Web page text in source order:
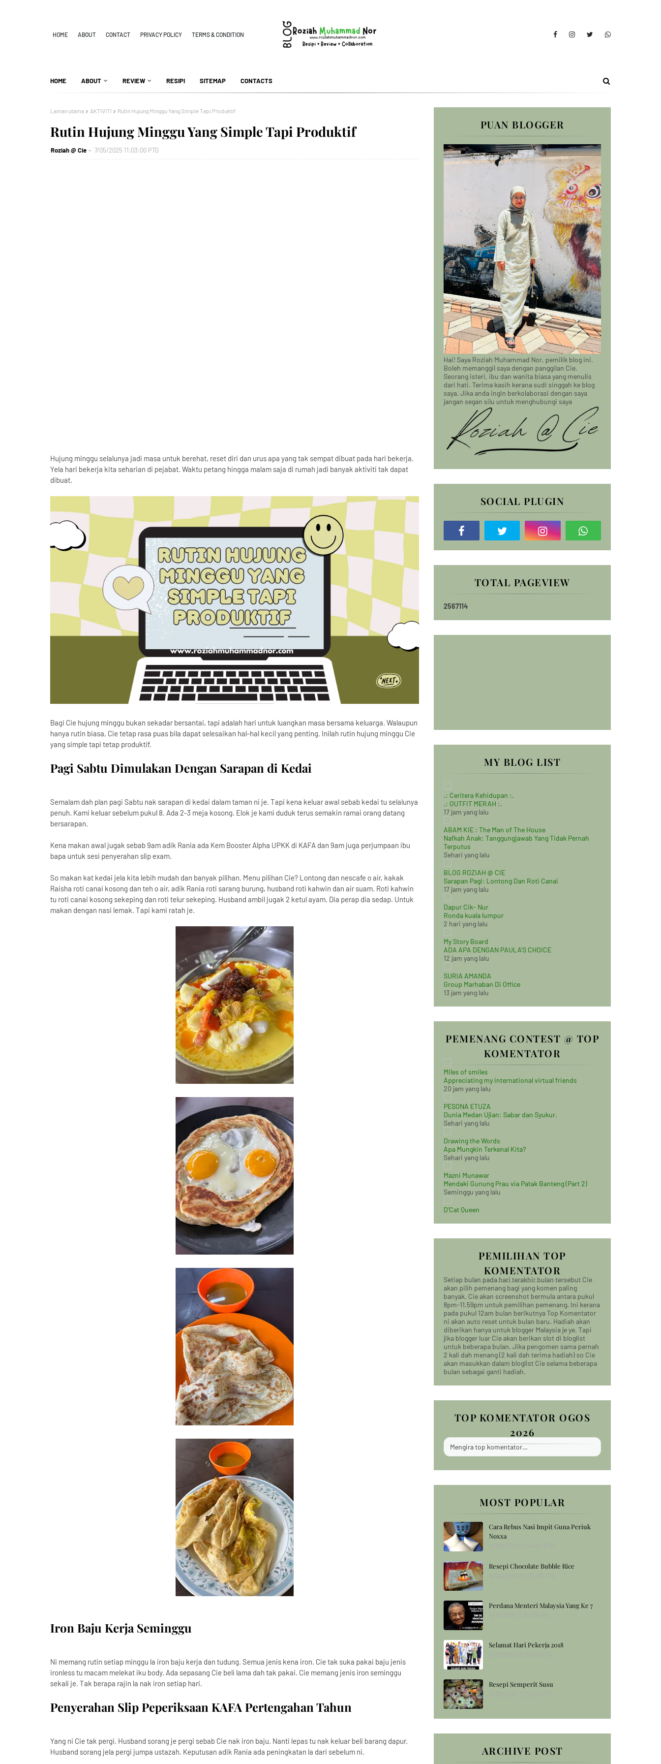
HOME ABOUT CONTACT PRIVACY POLICY TERMS & CONDITION
HOME ABOUT REVIEW RESIPI SITEMAP CONTACTS
Laman utama AKTIVITI Rutin Hujung Minggu Yang Simple Tapi Produktif
Rutin Hujung Minggu Yang Simple Tapi Produktif
Roziah @ Cie 7/05/2025 11:03:00 PTG
Hujung minggu selalunya jadi masa untuk berehat, reset diri dan urus apa yang tak sempat dibuat pada hari bekerja.
Yela hari bekerja kita seharian di pejabat. Waktu petang hingga malam saja di rumah jadi banyak aktiviti tak dapat
dibuat.
Bagi Cie hujung minggu bukan sekadar bersantai, tapi adalah hari untuk luangkan masa bersama keluarga. Walaupun
hanya rutin biasa, Cie tetap rasa puas bila dapat selesaikan hal-hal kecil yang penting. Inilah rutin hujung minggu Cie
yang simple tapi tetap produktif.
Pagi Sabtu Dimulakan Dengan Sarapan di Kedai
Semalam dah plan pagi Sabtu nak sarapan di kedai dalam taman ni je. Tapi kena keluar awal sebab kedai tu selalunya
penuh. Kami keluar sebelum pukul 8. Ada 2-3 meja kosong. Elok je kami duduk terus semakin ramai orang datang
bersarapan.
Kena makan awal jugak sebab 9am adik Rania ada Kem Booster Alpha UPKK di KAFA dan 9am juga perjumpaan ibu
bapa untuk sesi penyerahan slip exam.
So makan kat kedai jela kita lebih mudah dan banyak pilihan. Menu pilihan Cie? Lontong dan nescafe o air, kakak
Raisha roti canai kosong dan teh o air, adik Rania roti sarang burung, husband roti kahwin dan air suam. Roti kahwin
tu roti canai kosong sekeping dan roti telur sekeping. Husband ambil jugak 2 ketul ayam. Dia perap dia sedap. Untuk
makan dengan nasi lemak. Tapi kami ratah je.
Iron Baju Kerja Seminggu
Ni memang rutin setiap minggu la iron baju kerja dan tudung. Semua jenis kena iron. Cie tak suka pakai baju jenis
ironless tu macam melekat iku body. Ada sepasang Cie beli lama dah tak pakai. Cie memang jenis iron seminggu
sekali je. Tak berapa rajin la nak iron setiap hari.
Penyerahan Slip Peperiksaan KAFA Pertengahan Tahun
Yang ni Cie tak pergi. Husband sorang je pergi sebab Cie nak iron baju. Nanti lepas tu nak keluar beli barang dapur.
Husband sorang jela pergi jumpa ustazah. Keputusan adik Rania ada peningkatan la dari sebelum ni.
PUAN BLOGGER
Hai! Saya Roziah Muhammad Nor, pemilik blog ini.
Boleh memanggil saya dengan panggilan Cie.
Seorang isteri, ibu dan wanita biasa yang menulis
dari hati. Terima kasih kerana sudi singgah ke blog
saya. Jika anda ingin berkolaborasi dengan saya
jangan segan silu untuk menghubungi saya
SOCIAL PLUGIN
TOTAL PAGEVIEW
2567114
MY BLOG LIST
.: Ceritera Kehidupan :.
.: OUTFIT MERAH :.
17 jam yang lalu
ABAM KIE : The Man of The House
Nafkah Anak: Tanggungjawab Yang Tidak Pernah
Terputus
Sehari yang lalu
BLOG ROZIAH @ CIE
Sarapan Pagi: Lontong Dan Roti Canai
17 jam yang lalu
Dapur Cik- Nur
Ronda kuala lumpur
2 hari yang lalu
My Story Board
ADA APA DENGAN PAULA'S CHOICE
12 jam yang lalu
SURIA AMANDA
Group Marhaban Di Office
13 jam yang lalu
PEMENANG CONTEST @ TOP
KOMENTATOR
Miles of smiles
Appreciating my international virtual friends
20 jam yang lalu
PESONA ETUZA
Dunia Medan Ujian: Sabar dan Syukur.
Sehari yang lalu
Drawing the Words
Apa Mungkin Terkenal Kita?
Sehari yang lalu
Mazni Munawar
Mendaki Gunung Prau via Patak Banteng (Part 2)
Seminggu yang lalu
D'Cat Queen
PEMILIHAN TOP
KOMENTATOR
Setiap bulan pada hari terakhir bulan tersebut Cie
akan pilih pemenang bagi yang komen paling
banyak. Cie akan screenshot bermula antara pukul
8pm-11.59pm untuk pemilihan pemenang. Ini kerana
pada pukul 12am bulan berikutnya Top Komentator
ni akan auto reset untuk bulan baru. Hadiah akan
diberikan hanya untuk blogger Malaysia je ye. Tapi
jika blogger luar Cie akan berikan slot di bloglist
untuk beberapa bulan. Jika pengomen sama pernah
2 kali dah menang (2 kali dah terima hadiah) so Cie
akan masukkan dalam bloglist Cie selama beberapa
bulan sebagai ganti hadiah.
TOP KOMENTATOR OGOS
2026
Mengira top komentator…
MOST POPULAR
Cara Rebus Nasi Impit Guna Periuk
Noxxa
Resepi Chocolate Bubble Rice
Perdana Menteri Malaysia Yang Ke 7
Selamat Hari Pekerja 2018
Resepi Semperit Susu
ARCHIVE POST